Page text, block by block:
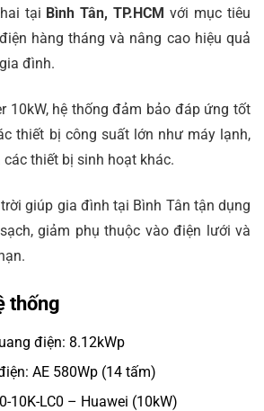
tại Bình Tân, TP.HCM với mục tiêu
hàng tháng và nâng cao hiệu quả
đình.
10kW, hệ thống đảm bảo đáp ứng tốt
thiết bị công suất lớn như máy lạnh,
thiết bị sinh hoạt khác.
giúp gia đình tại Bình Tân tận dụng
giảm phụ thuộc vào điện lưới và
thống
điện: 8.12kWp
AE 580Wp (14 tấm)
10K-LC0 – Huawei (10kW)